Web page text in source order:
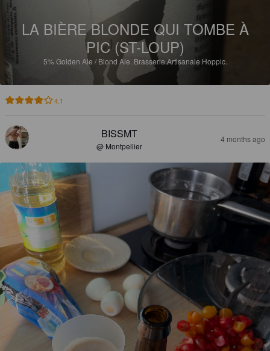
LA BIÈRE BLONDE QUI TOMBE À
PIC (ST-LOUP)
5% Golden Ale / Blond Ale. Brasserie Artisanale Hoppic.
4.1
BISSMT
@ Montpellier
4 months ago